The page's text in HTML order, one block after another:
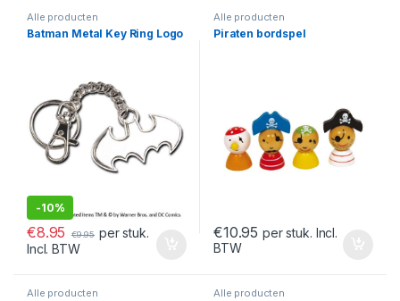
Alle producten
Batman Metal Key Ring Logo
-10%
€8.95 €9.95 per stuk.
Incl. BTW
Alle producten
Piraten bordspel
€10.95 per stuk. Incl.
BTW
Alle producten Alle producten